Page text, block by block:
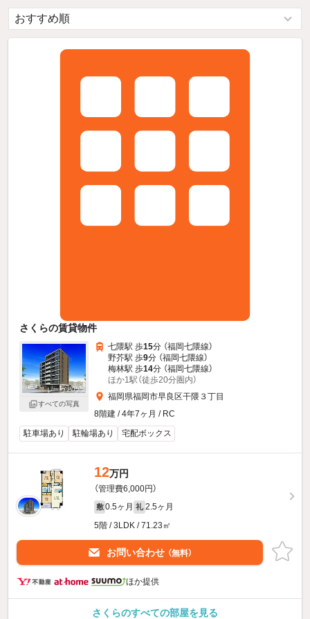
さくらの賃貸物件
すべての写真
七隈駅 歩15分 （福岡七隈線）
野芥駅 歩9分 （福岡七隈線）
梅林駅 歩14分 （福岡七隈線）
ほか1駅（徒歩20分圏内）
福岡県福岡市早良区干隈３丁目
8階建 / 4年7ヶ月 / RC
駐車場あり
駐輪場あり 宅配ボックス
12万円
（管理費6,000円）
敷 0.5ヶ月 礼 2.5ヶ月
5階 / 3LDK / 71.23㎡
お問い合わせ （無料）
ほか提供
さくらのすべての部屋を見る